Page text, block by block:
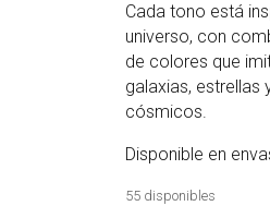
Cada tono está
universo, con
de colores que
galaxias, estrellas
cósmicos.
Disponible en
55 disponibles